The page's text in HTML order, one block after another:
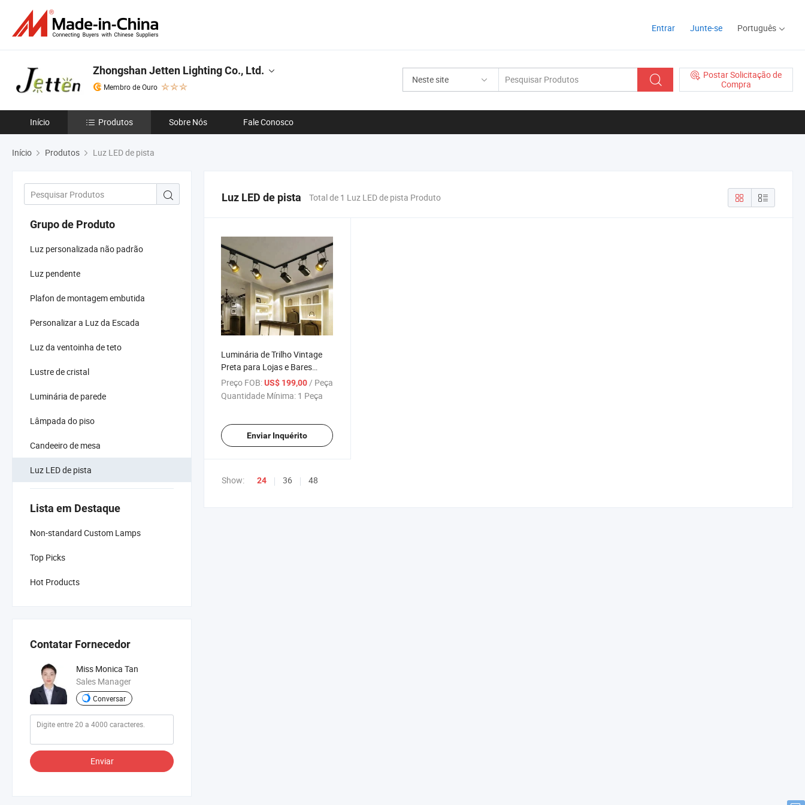
Entrar Junte-se Português
Neste site
Postar Solicitação de
Compra
Zhongshan Jetten Lighting Co., Ltd.
Membro de Ouro
Início Produtos Sobre Nós Fale Conosco
Início Produtos Luz LED de pista
Grupo de Produto
Luz personalizada não padrão
Luz pendente
Plafon de montagem embutida
Personalizar a Luz da Escada
Luz da ventoinha de teto
Lustre de cristal
Luminária de parede
Lâmpada do piso
Candeeiro de mesa
Luz LED de pista
Lista em Destaque
Non-standard Custom Lamps
Top Picks
Hot Products
Contatar Fornecedor
Miss Monica Tan
Sales Manager
Conversar
Enviar
Luz LED de pista Total de 1 Luz LED de pista Produto
Luminária de Trilho Vintage
Preta para Lojas e Bares
Decorativa E27 Holofotes
Industriais Retro Luz de Teto
Preço FOB:US$ 199,00/ Peça
Quantidade Mínima: 1 Peça
Enviar Inquérito
Show: 24 36 48